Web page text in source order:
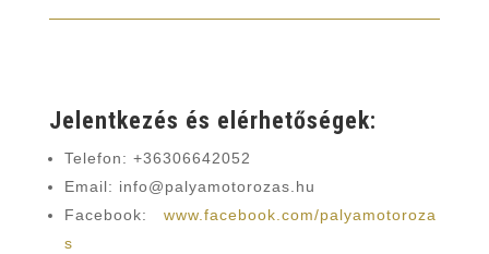
Jelentkezés és elérhetőségek:
Telefon: +36306642052
Email: info@palyamotorozas.hu
Facebook: www.facebook.com/palyamotoroza
s